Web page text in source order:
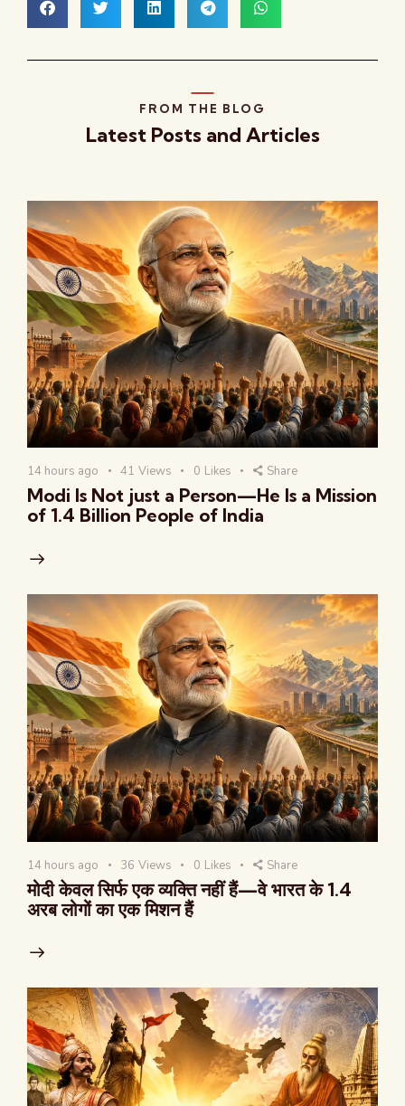
FROM THE BLOG
Latest Posts and Articles
14 hours ago 41 Views 0 Likes Share
Modi Is Not just a Person—He Is a Mission
of 1.4 Billion People of India
14 hours ago 36 Views 0 Likes Share
मोदी केवल सिर्फ एक व्यक्ति नहीं हैं—वे भारत के 1.4
अरब लोगों का एक मिशन हैं